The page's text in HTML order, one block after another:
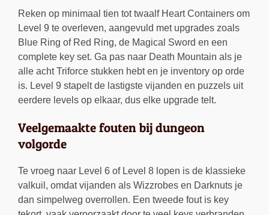
Reken op minimaal tien tot twaalf Heart Containers om
Level 9 te overleven, aangevuld met upgrades zoals
Blue Ring of Red Ring, de Magical Sword en een
complete key set. Ga pas naar Death Mountain als je
alle acht Triforce stukken hebt en je inventory op orde
is. Level 9 stapelt de lastigste vijanden en puzzels uit
eerdere levels op elkaar, dus elke upgrade telt.
Veelgemaakte fouten bij dungeon
volgorde
Te vroeg naar Level 6 of Level 8 lopen is de klassieke
valkuil, omdat vijanden als Wizzrobes en Darknuts je
dan simpelweg overrollen. Een tweede fout is key